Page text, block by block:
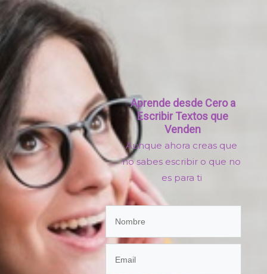
Aprende desde Ceroa
Escribir Textos que
Venden
Aunque ahora creas que
no sabes escribir o que no
es para ti